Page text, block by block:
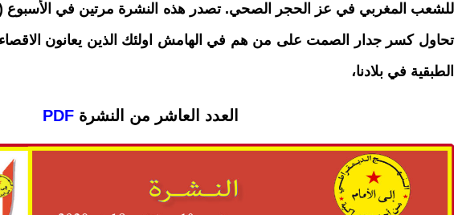
للشعب المغربي في عز الحجر الصحي. تصدر هذه النشرة مرتين في الأسبوع
تحاول كسر جدار الصمت على من هم في الهامش اولئك الذين يعانون الاقصاء
الطبقية في بلادنا،
العدد العاشر من النشرة PDF